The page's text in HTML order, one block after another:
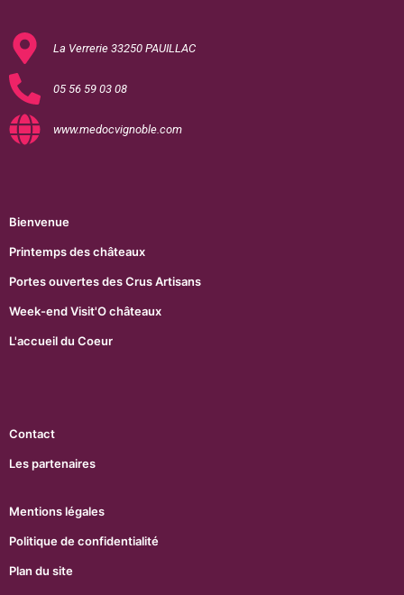
La Verrerie 33250 PAUILLAC
05 56 59 03 08
www.medocvignoble.com
Bienvenue
Printemps des châteaux
Portes ouvertes des Crus Artisans
Week-end Visit'O châteaux
L'accueil du Coeur
Contact
Les partenaires
Mentions légales
Politique de confidentialité
Plan du site